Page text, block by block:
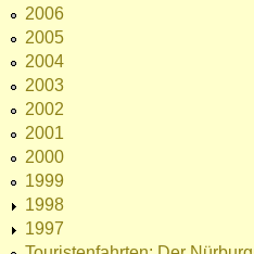
2006
2005
2004
2003
2002
2001
2000
1999
1998
1997